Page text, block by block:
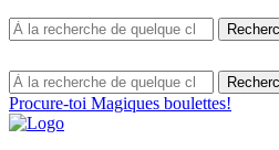
Procure-toi Magiques boulettes!